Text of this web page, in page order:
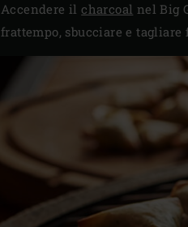
Accendere il charcoal nel Big
frattempo, sbucciare e